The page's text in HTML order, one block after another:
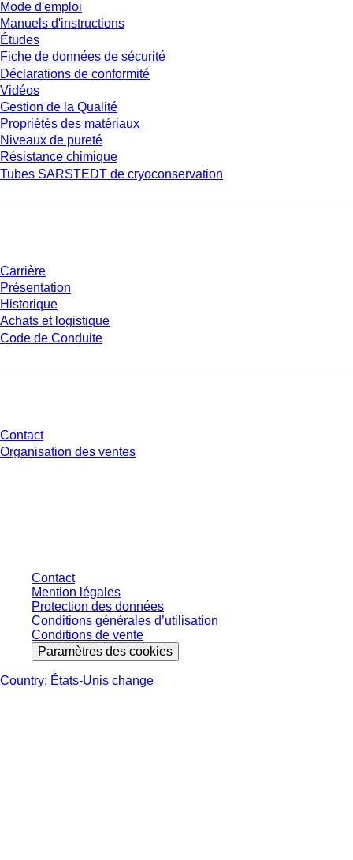
Mode d'emploi
Manuels d'instructions
Études
Fiche de données de sécurité
Déclarations de conformité
Vidéos
Gestion de la Qualité
Propriétés des matériaux
Niveaux de pureté
Résistance chimique
Tubes SARSTEDT de cryoconservation
Carrière
Présentation
Historique
Achats et logistique
Code de Conduite
Contact
Organisation des ventes
Contact
Mention légales
Protection des données
Conditions générales d’utilisation
Conditions de vente
Paramètres des cookies
Country: États-Unis change